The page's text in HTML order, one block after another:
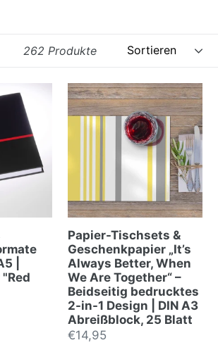
262 Produkte
Sortieren
|
Papier-Tischsets &
Geschenkpapier „It’s
Always Better, When
We Are Together“ –
Beidseitig bedrucktes
2-in-1 Design | DIN A3
Abreißblock, 25 Blatt
Normalpreis
€14,95